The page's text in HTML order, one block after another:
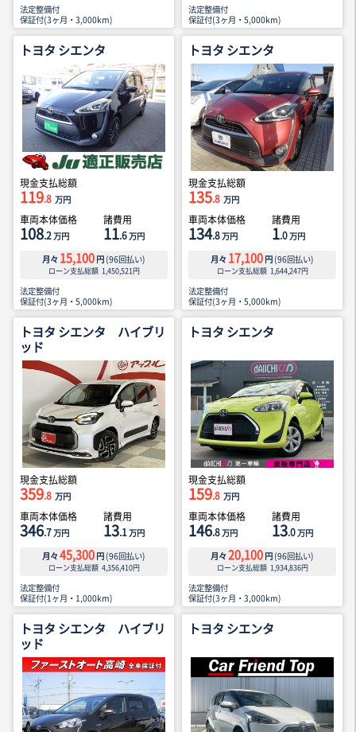
法定整備付
保証付(3ヶ月・3,000km)
法定整備付
保証付(3ヶ月・5,000km)
トヨタ シエンタ
現金支払総額
119.8 万円
車両本体価格
108.2万円
諸費用
11.6万円
月々 15,100 円 (96回払い)
ローン支払総額 1,450,521円
法定整備付
保証付(3ヶ月・5,000km)
トヨタ シエンタ
現金支払総額
135.8 万円
車両本体価格
134.8万円
諸費用
1.0万円
月々 17,100 円 (96回払い)
ローン支払総額 1,644,247円
法定整備付
保証付(3ヶ月・5,000km)
トヨタ シエンタ ハイブリ
ッド
現金支払総額
359.8 万円
車両本体価格
346.7万円
諸費用
13.1万円
月々 45,300 円 (96回払い)
ローン支払総額 4,356,410円
法定整備付
保証付(1ヶ月・1,000km)
トヨタ シエンタ
現金支払総額
159.8 万円
車両本体価格
146.8万円
諸費用
13.0万円
月々 20,100 円 (96回払い)
ローン支払総額 1,934,836円
法定整備付
保証付(3ヶ月・3,000km)
トヨタ シエンタ ハイブリ
ッド
トヨタ シエンタ